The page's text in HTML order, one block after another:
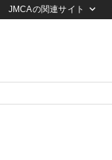
JMCAの関連サイト